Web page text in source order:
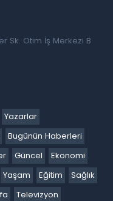
Sk. Otim İş Merkezi B
Yazarlar
Bugünün Haberleri
Güncel
Ekonomi
Yaşam Eğitim
Sağlık
Televizyon